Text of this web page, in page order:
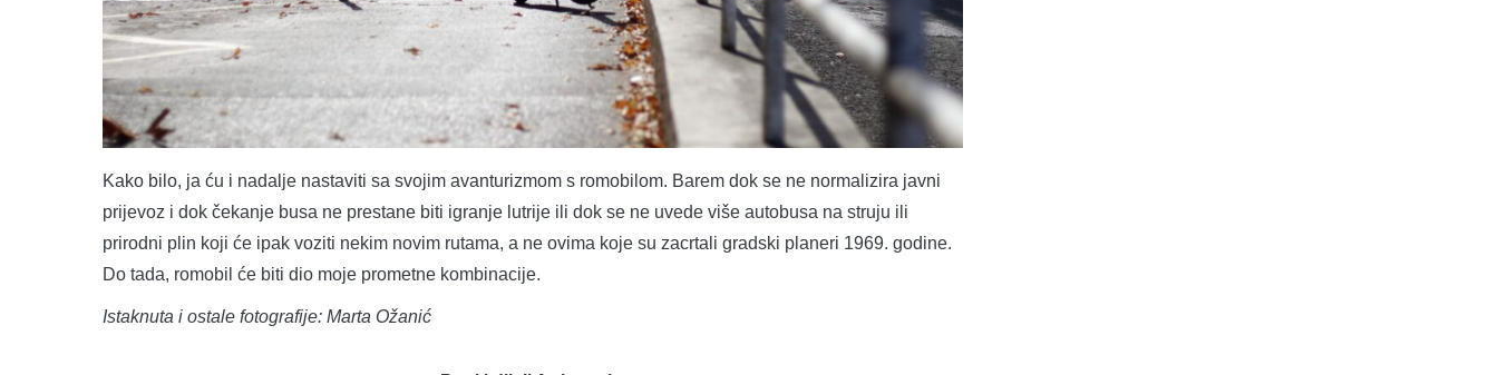
Kako bilo, ja ću i nadalje nastaviti sa svojim avanturizmom s romobilom. Barem dok se ne normalizira javni
prijevoz i dok čekanje busa ne prestane biti igranje lutrije ili dok se ne uvede više autobusa na struju ili
prirodni plin koji će ipak voziti nekim novim rutama, a ne ovima koje su zacrtali gradski planeri 1969. godine.
Do tada, romobil će biti dio moje prometne kombinacije.
Istaknuta i ostale fotografije: Marta Ožanić